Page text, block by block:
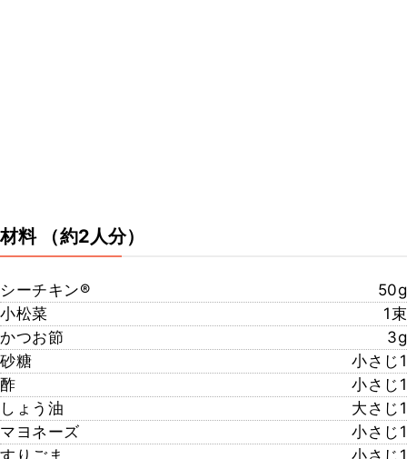
材料 （約2人分）
シーチキン®
50g
小松菜
1束
かつお節
3g
砂糖
小さじ1
酢
小さじ1
しょう油
大さじ1
マヨネーズ
小さじ1